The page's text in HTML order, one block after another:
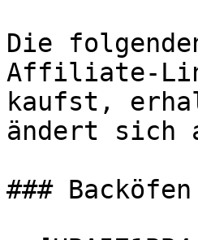
Die
Affiliate-
kaufst,
ändert sich
###